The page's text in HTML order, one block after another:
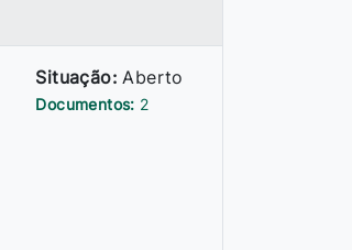
Situação:Aberto
Documentos: 2